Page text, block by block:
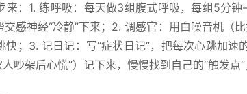
来：1. 练呼吸：每天做3组腹式呼吸，每组5分
感神经“冷静”下来；2. 调感官：用白噪音机（
快；3. 记日记：写“症状日记”，把每次心跳加速
吵架后心慌”）记下来，慢慢找到自己的“触发点”